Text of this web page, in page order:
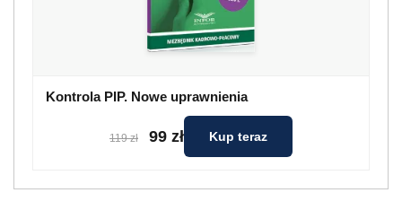
Kontrola PIP. Nowe uprawnienia
119 zł 99 zł Kup teraz